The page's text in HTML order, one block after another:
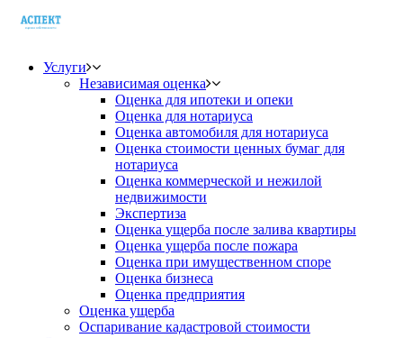
Услуги
Независимая оценка
Оценка для ипотеки и опеки
Оценка для нотариуса
Оценка автомобиля для нотариуса
Оценка стоимости ценных бумаг для
нотариуса
Оценка коммерческой и нежилой
недвижимости
Экспертиза
Оценка ущерба после залива квартиры
Оценка ущерба после пожара
Оценка при имущественном споре
Оценка бизнеса
Оценка предприятия
Оценка ущерба
Оспаривание кадастровой стоимости